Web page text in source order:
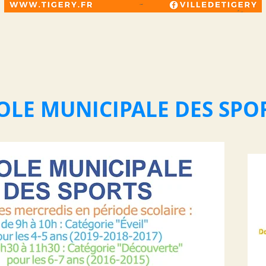
MUNICIPALE DES